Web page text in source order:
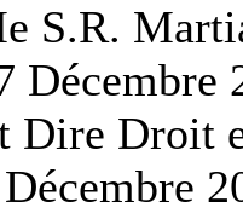
S.R.
Décembre
Dire Droit